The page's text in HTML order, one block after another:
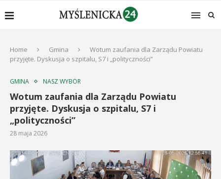
Home Gmina
Wotum zaufania dla Zarządu Powiatu
przyjęte. Dyskusja o szpitalu, S7 i „polityczności”
GMINA NASZ WYBÓR
Wotum zaufania dla Zarządu Powiatu
przyjęte. Dyskusja o szpitalu, S7 i
„polityczności”
28 maja 2026